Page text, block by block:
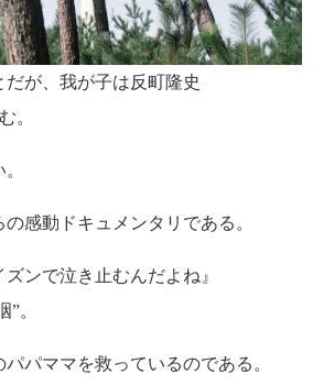
が、我が子は反町隆史
。
感動ドキュメンタリである。
ズンで泣き止むんだよね』
。
パママを救っているのである。